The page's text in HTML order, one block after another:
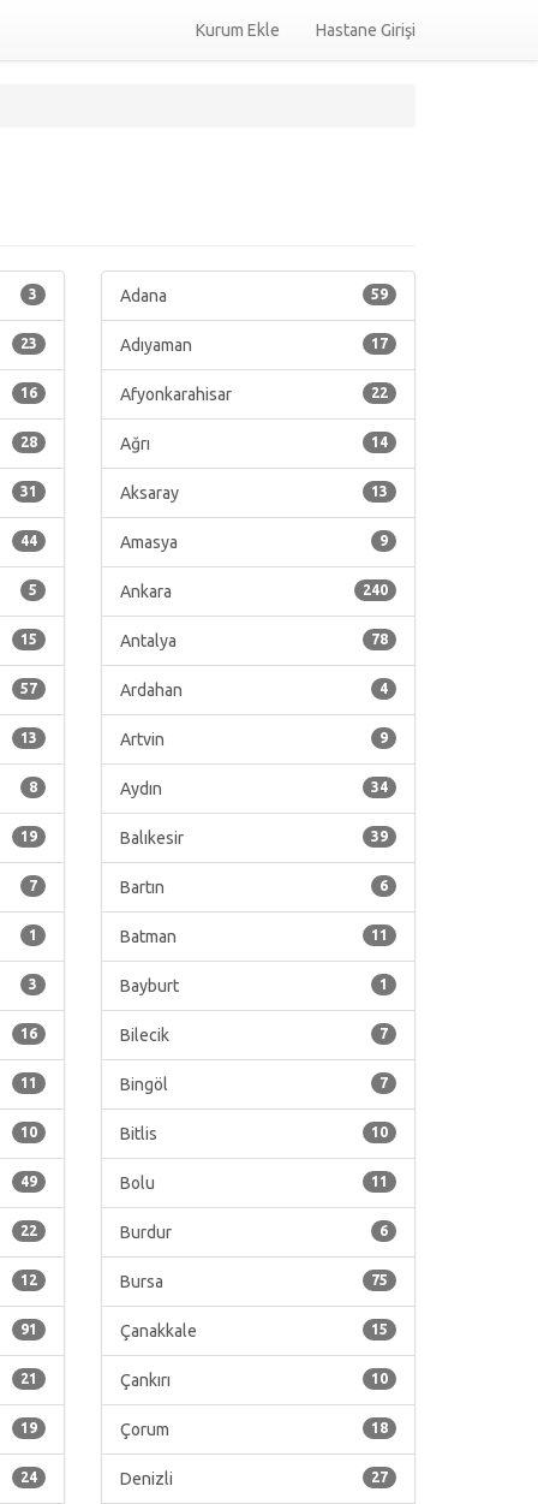
Kurum Ekle Hastane Girişi
3
23
16
28
31
44
5
15
57
13
8
19
7
1
3
16
11
10
49
22
12
91
21
19
24
59
Adana
17
Adıyaman
22
Afyonkarahisar
14
Ağrı
13
Aksaray
9
Amasya
240
Ankara
78
Antalya
4
Ardahan
9
Artvin
34
Aydın
39
Balıkesir
6
Bartın
11
Batman
1
Bayburt
7
Bilecik
7
Bingöl
10
Bitlis
11
Bolu
6
Burdur
75
Bursa
15
Çanakkale
10
Çankırı
18
Çorum
27
Denizli